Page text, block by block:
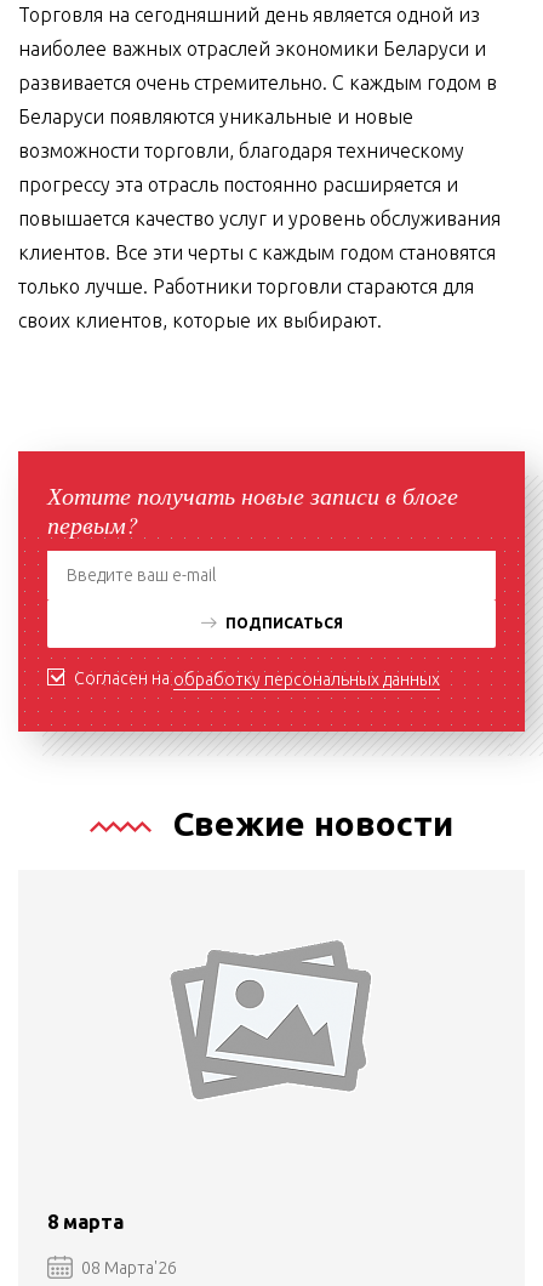
Торговля на сегодняшний день является одной из
наиболее важных отраслей экономики Беларуси и
развивается очень стремительно. С каждым годом в
Беларуси появляются уникальные и новые
возможности торговли, благодаря техническому
прогрессу эта отрасль постоянно расширяется и
повышается качество услуг и уровень обслуживания
клиентов. Все эти черты с каждым годом становятся
только лучше. Работники торговли стараются для
своих клиентов, которые их выбирают.
Хотите получать новые записи в блоге
первым?
ПОДПИСАТЬСЯ
Согласен наобработку персональных данных
Свежие новости
8 марта
08 Марта'26